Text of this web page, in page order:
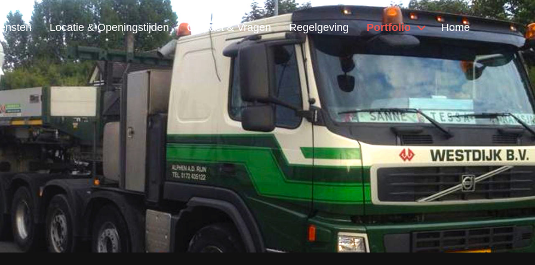
Locatie & Openingstijden Contact & Vragen Regelgeving Portfolio Home